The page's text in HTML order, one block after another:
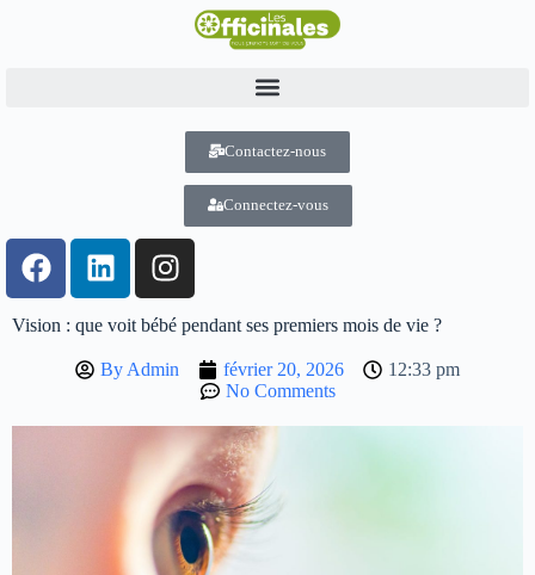
Contactez-nous
Connectez-vous
Vision : que voit bébé pendant ses premiers mois de vie ?
By Admin février 20, 2026
12:33 pm
No Comments